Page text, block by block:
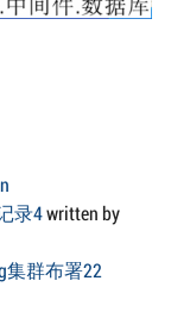
录4written by
集群布署22